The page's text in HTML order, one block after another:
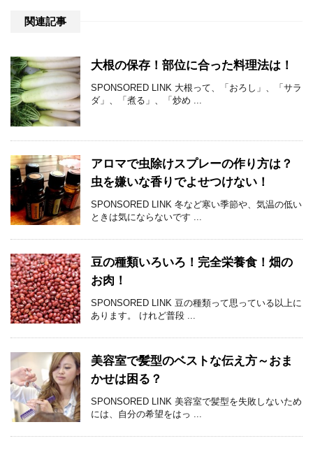
関連記事
大根の保存！部位に合った料理法は！
SPONSORED LINK 大根って、「おろし」、「サラ
ダ」、「煮る」、「炒め ...
アロマで虫除けスプレーの作り方は？
虫を嫌いな香りでよせつけない！
SPONSORED LINK 冬など寒い季節や、気温の低い
ときは気にならないです ...
豆の種類いろいろ！完全栄養食！畑の
お肉！
SPONSORED LINK 豆の種類って思っている以上に
あります。 けれど普段 ...
美容室で髪型のベストな伝え方～おま
かせは困る？
SPONSORED LINK 美容室で髪型を失敗しないため
には、自分の希望をはっ ...